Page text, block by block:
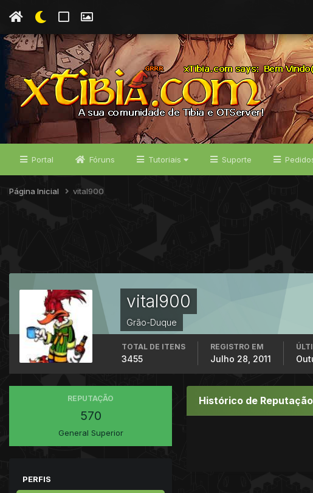
Portal Fóruns Tutoriais Suporte
Página Inicial vital900
vital900
Grão-Duque
TOTAL DE ITENS
3455
REGISTRO EM
Julho 28, 2011
REPUTAÇÃO
570
General Superior
PERFIS
Histórico de Reputação